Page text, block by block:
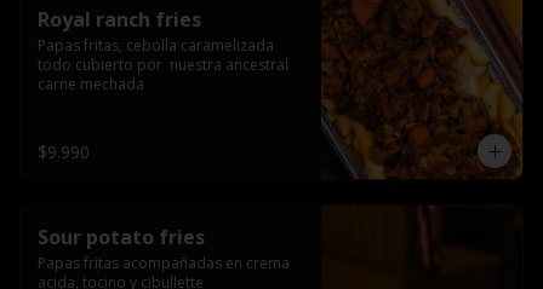
Royal ranch fries
Papas fritas, cebolla caramelizada
todo cubierto por  nuestra ancestral
carne mechada
$9.990
Sour potato fries
Papas fritas acompañadas en crema
acida, tocino y cibullette